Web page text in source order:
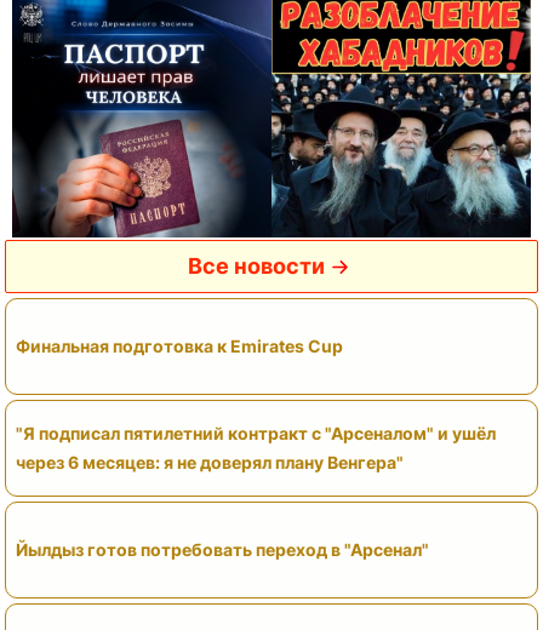
Все новости
Финальная подготовка к Emirates Cup
"Я подписал пятилетний контракт с "Арсеналом" и ушёл
через 6 месяцев: я не доверял плану Венгера"
Йылдыз готов потребовать переход в "Арсенал"